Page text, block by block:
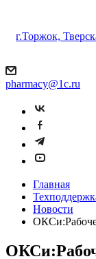
г.Торжок,
pharmacy@1c.ru
Главная
Новости